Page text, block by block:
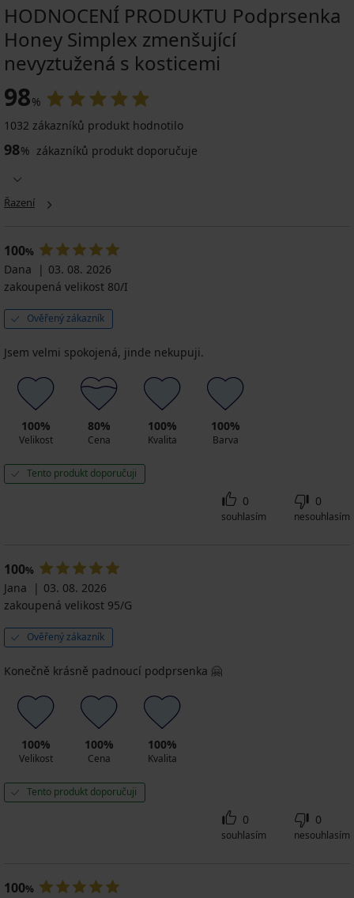
HODNOCENÍ PRODUKTU Podprsenka
Honey Simplex zmenšující
nevyztužená s kosticemi
98%
1032 zákazníků produkt hodnotilo
98% zákazníků produkt doporučuje
Řazení
100%
Dana
03. 08. 2026
zakoupená velikost 80/I
Ověřený zákazník
Jsem velmi spokojená, jinde nekupuji.
100%
Velikost
80%
Cena
100%
Kvalita
100%
Barva
Tento produkt doporučuji
0
souhlasím
0
nesouhlasím
100%
Jana
03. 08. 2026
zakoupená velikost 95/G
Ověřený zákazník
Konečně krásně padnoucí podprsenka 🤗
100%
Velikost
100%
Cena
100%
Kvalita
Tento produkt doporučuji
0
souhlasím
0
nesouhlasím
100%